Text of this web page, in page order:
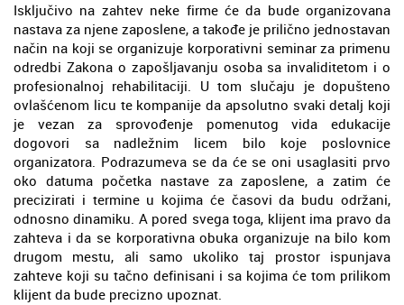
Isključivo na zahtev neke firme će da bude organizovana
nastava za njene zaposlene, a takođe je prilično jednostavan
način na koji se organizuje korporativni seminar za primenu
odredbi Zakona o zapošljavanju osoba sa invaliditetom i o
profesionalnoj rehabilitaciji. U tom slučaju je dopušteno
ovlašćenom licu te kompanije da apsolutno svaki detalj koji
je vezan za sprovođenje pomenutog vida edukacije
dogovori sa nadležnim licem bilo koje poslovnice
organizatora. Podrazumeva se da će se oni usaglasiti prvo
oko datuma početka nastave za zaposlene, a zatim će
precizirati i termine u kojima će časovi da budu održani,
odnosno dinamiku. A pored svega toga, klijent ima pravo da
zahteva i da se korporativna obuka organizuje na bilo kom
drugom mestu, ali samo ukoliko taj prostor ispunjava
zahteve koji su tačno definisani i sa kojima će tom prilikom
klijent da bude precizno upoznat.